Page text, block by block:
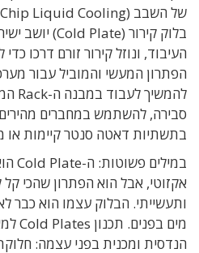
של השבב (
Liquid Cooling).
בלוק קירור (Cold Plate)
יושב
העיבוד, ונוזל קירור זורם דרכו
הפתרון המעשי והמוביל עבור
להמשיך לעבוד במבנה ה-Rack
סבירה, להשתמש במחברים מהירים
בתשתיות דאטה סנטר קיימות או
במילים פשוטות: ה-Cold Plate
אקזוטי, אבל הוא הפתרון שהכי קל
ותעשייתי. הבלוק עצמו הוא כבר
מים בפנים. תכנון Cold Plates
הנדסית ומכנית בפני עצמה: